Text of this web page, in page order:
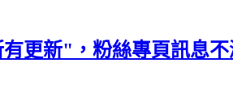
更新"，粉絲專頁訊息不